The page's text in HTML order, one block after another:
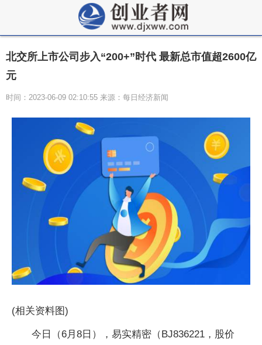
北交所上市公司步入“200+”时代 最新总市值超2600亿
元
时间：2023-06-09 02:10:55 来源：每日经济新闻
(相关资料图)
今日（6月8日），易实精密（BJ836221，股价